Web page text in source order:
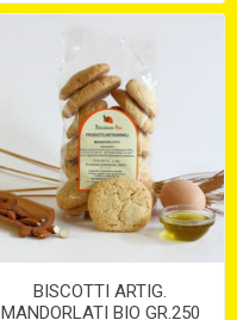
BISCOTTI ARTIG.
MANDORLATI BIO GR.250